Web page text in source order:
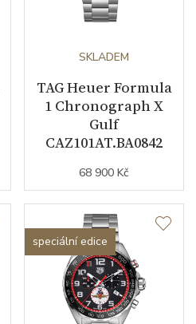
SKLADEM
TAG Heuer Formula
1 Chronograph X
Gulf
CAZ101AT.BA0842
68 900 Kč
speciální edice